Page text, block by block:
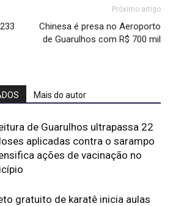
Próximo artigo
Chinesa é presa no Aeroporto
de Guarulhos com R$ 700 mil
Mais do autor
de Guarulhos ultrapassa 22
aplicadas contra o sarampo
ações de vacinação no
gratuito de karatê inicia aulas